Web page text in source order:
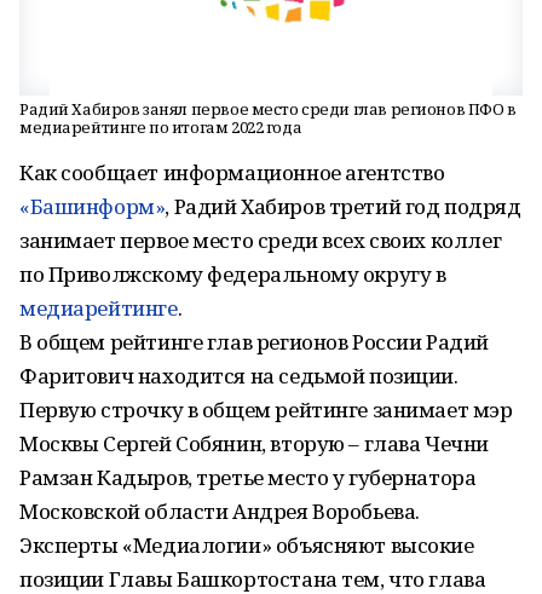
Радий Хабиров занял первое место среди глав регионов ПФО в
медиарейтинге по итогам 2022 года
Как сообщает информационное агентство
«Башинформ», Радий Хабиров третий год подряд
занимает первое место среди всех своих коллег
по Приволжскому федеральному округу в
медиарейтинге.
В общем рейтинге глав регионов России Радий
Фаритович находится на седьмой позиции.
Первую строчку в общем рейтинге занимает мэр
Москвы Сергей Собянин, вторую – глава Чечни
Рамзан Кадыров, третье место у губернатора
Московской области Андрея Воробьева.
Эксперты «Медиалогии» объясняют высокие
позиции Главы Башкортостана тем, что глава